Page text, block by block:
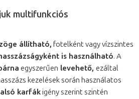
multifunkciós
állítható, fotelként vagy vízszintes
is használható. A
egyszerűen levehető, ezáltal
kezelések során használatos
karfákigény szerint szintén